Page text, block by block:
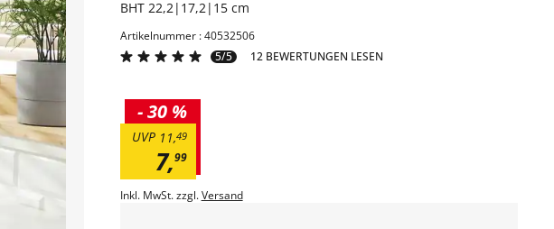
BHT 22,2|17,2|15 cm
Artikelnummer : 40532506
5/5
12 BEWERTUNGEN LESEN
7,99
11,49
UVP
-30 %
Inkl. MwSt. zzgl.Versand